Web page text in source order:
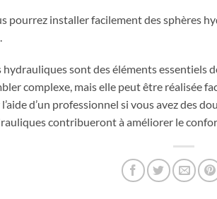
pourrez installer facilement des sphères
hydrauliques sont des éléments essentiels
complexe, mais elle peut être réalisée
d’un professionnel si vous avez des
contribueront à améliorer le